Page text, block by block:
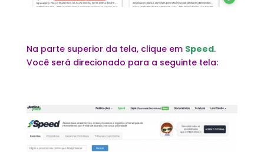
Na parte superior da tela, clique em Speed.
Você será direcionado para a seguinte tela: